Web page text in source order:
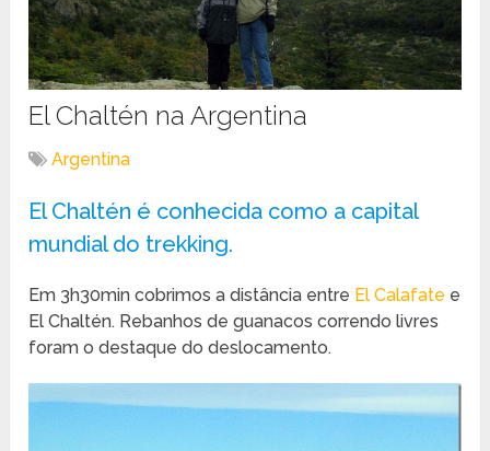
El Chaltén na Argentina
Argentina
El Chaltén é conhecida como a capital
mundial do trekking.
Em 3h30min cobrimos a distância entre El Calafate e
El Chaltén. Rebanhos de guanacos correndo livres
foram o destaque do deslocamento.